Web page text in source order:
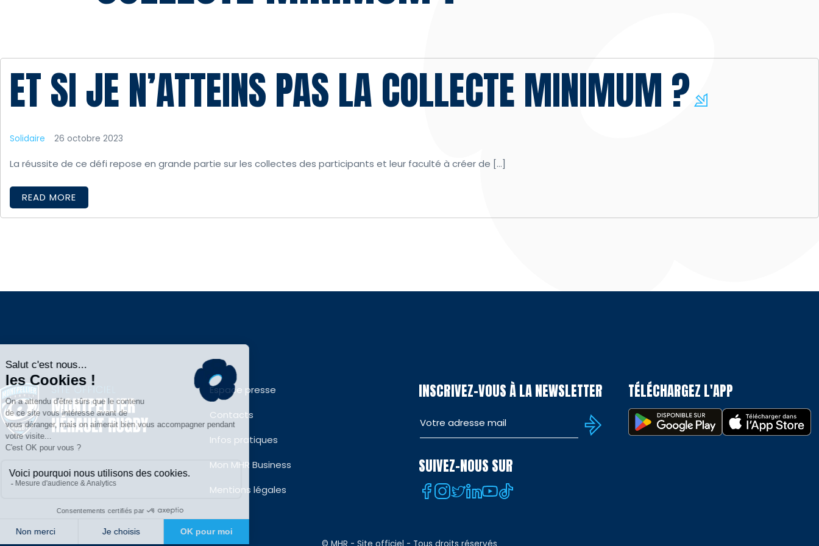
ET SI JE N’ATTEINS PAS LA COLLECTE MINIMUM ?
Solidaire 26 octobre 2023
La réussite de ce défi repose en grande partie sur les collectes des participants et leur faculté à créer de […]
READ MORE
Espace presse
Contacts
Infos pratiques
Mon MHR Business
Mentions légales
INSCRIVEZ-VOUS À LA NEWSLETTER
SUIVEZ-NOUS SUR
TÉLÉCHARGEZ L'APP